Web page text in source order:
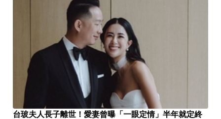
台玻夫人長子離世！愛妻曾曝「一眼定情」半年就定終